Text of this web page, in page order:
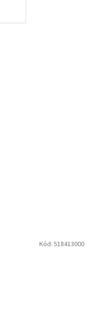
Kód: 518413000